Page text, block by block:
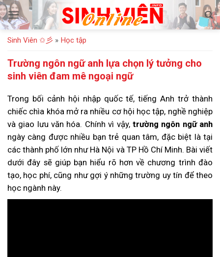
Bỏ
qua
nội
dung
Sinh Viên ✩彡 » Học tập
Trường ngôn ngữ anh lựa chọn lý tưởng cho
sinh viên đam mê ngoại ngữ
Trong bối cảnh hội nhập quốc tế, tiếng Anh trở thành
chiếc chìa khóa mở ra nhiều cơ hội học tập, nghề nghiệp
và giao lưu văn hóa. Chính vì vậy, trường ngôn ngữ anh
ngày càng được nhiều bạn trẻ quan tâm, đặc biệt là tại
các thành phố lớn như Hà Nội và TP Hồ Chí Minh. Bài viết
dưới đây sẽ giúp bạn hiểu rõ hơn về chương trình đào
tạo, học phí, cũng như gợi ý những trường uy tín để theo
học ngành này.